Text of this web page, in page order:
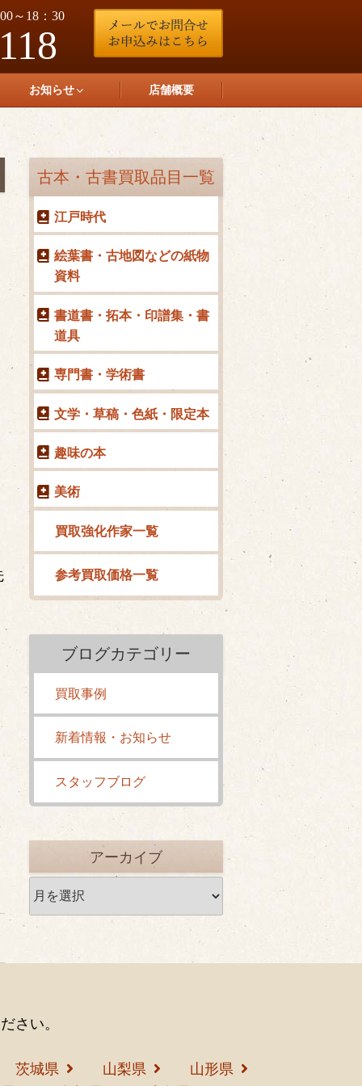
～18：30
お知らせ 店舗概要
古本・古書買取品目一覧
江戸時代
絵葉書・古地図などの紙物
資料
書道書・拓本・印譜集・書
道具
専門書・学術書
文学・草稿・色紙・限定本
趣味の本
美術
買取強化作家一覧
参考買取価格一覧
ブログカテゴリー
買取事例
新着情報・お知らせ
スタッフブログ
アーカイブ
ー
さい。
茨城県 山梨県
山形県